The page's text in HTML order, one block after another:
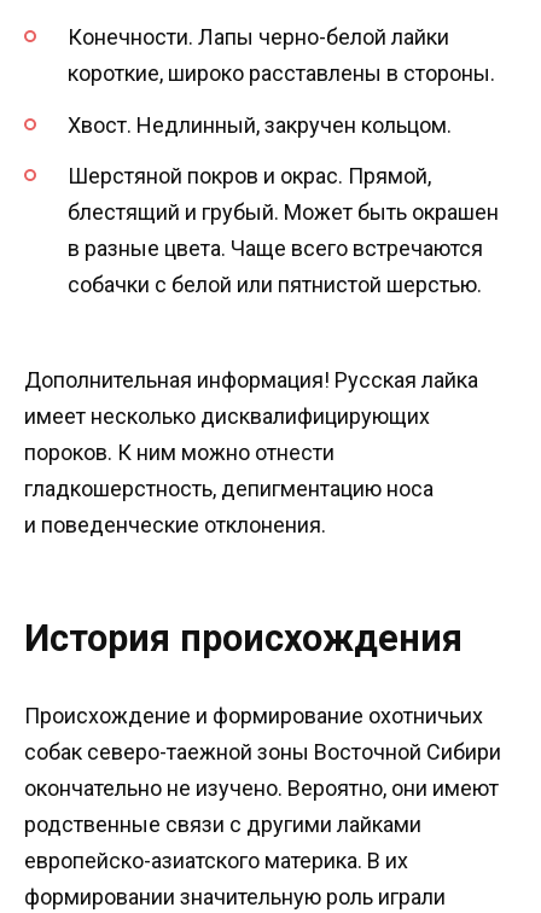
Конечности. Лапы черно-белой лайки
короткие, широко расставлены в стороны.
Хвост. Недлинный, закручен кольцом.
Шерстяной покров и окрас. Прямой,
блестящий и грубый. Может быть окрашен
в разные цвета. Чаще всего встречаются
собачки с белой или пятнистой шерстью.
Дополнительная информация! Русская лайка
имеет несколько дисквалифицирующих
пороков. К ним можно отнести
гладкошерстность, депигментацию носа
и поведенческие отклонения.
История происхождения
Происхождение и формирование охотничьих
собак северо-таежной зоны Восточной Сибири
окончательно не изучено. Вероятно, они имеют
родственные связи с другими лайками
европейско-азиатского материка. В их
формировании значительную роль играли